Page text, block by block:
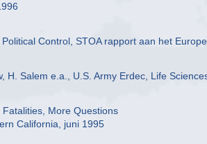
Control, STOA rapport aan het
H. Salem e.a., U.S. Army Erdec, Life
More Questions
California, juni 1995